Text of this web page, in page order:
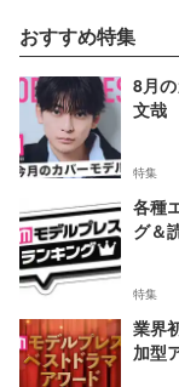
おすすめ特集
8月
文哉
特集
各種
グ＆
特集
業界
加型